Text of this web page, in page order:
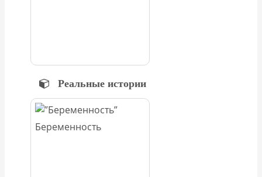
Реальные истории
Беременность